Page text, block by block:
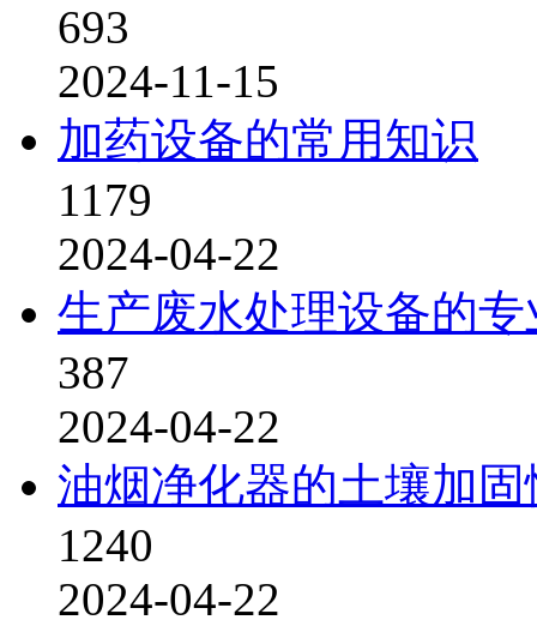
693
2024-11-15
加药设备的常用知识
1179
2024-04-22
生产废水处理设备的
387
2024-04-22
油烟净化器的土壤加固
1240
2024-04-22